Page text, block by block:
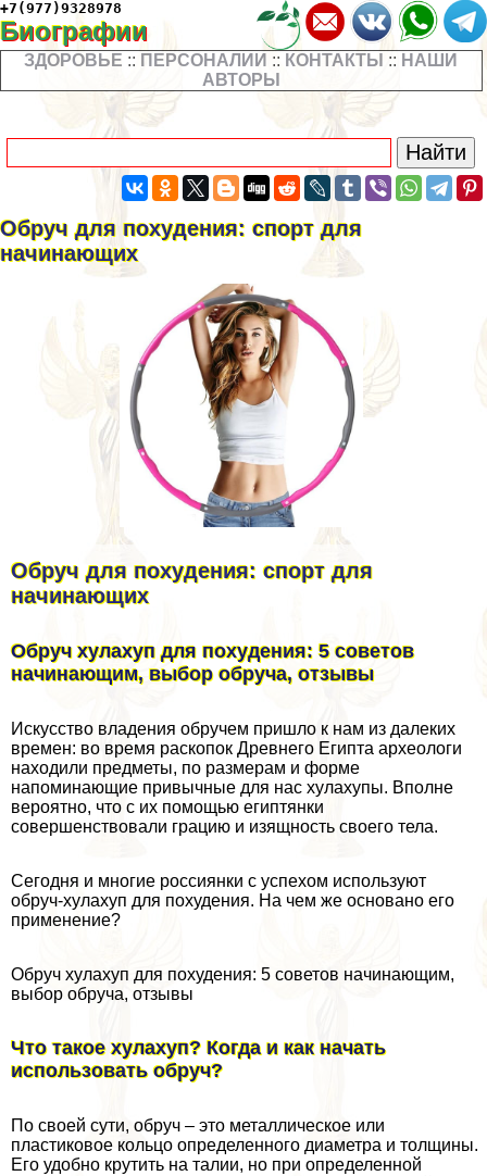
+7(977)9328978
Биографии
ЗДОРОВЬЕ :: ПЕРСОНАЛИИ :: КОНТАКТЫ :: НАШИ
АВТОРЫ
Обруч для похудения: спорт для
начинающих
Обруч для похудения: спорт для
начинающих
Обруч хулахуп для похудения: 5 советов
начинающим, выбор обруча, отзывы
Искусство владения обручем пришло к нам из далеких
времен: во время раскопок Древнего Египта археологи
находили предметы, по размерам и форме
напоминающие привычные для нас хулахупы. Вполне
вероятно, что с их помощью египтянки
совершенствовали грацию и изящность своего тела.
Сегодня и многие россиянки с успехом используют
обруч-хулахуп для похудения. На чем же основано его
применение?
Обруч хулахуп для похудения: 5 советов начинающим,
выбор обруча, отзывы
Что такое хулахуп? Когда и как начать
использовать обруч?
По своей сути, обруч – это металлическое или
пластиковое кольцо определенного диаметра и толщины.
Его удобно крутить на талии, но при определенной